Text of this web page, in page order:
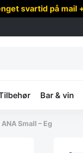
svartid på
Bar & vin
ANA Small – Eg